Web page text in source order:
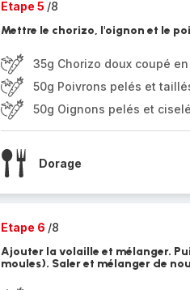
Etape 5 /8
Mettre le chorizo, l'oignon et le
35g Chorizo doux coupé
50g Poivrons pelés et
50g Oignons pelés et
Dorage
Etape 6 /8
Ajouter la volaille et mélanger.
moules). Saler et mélanger de